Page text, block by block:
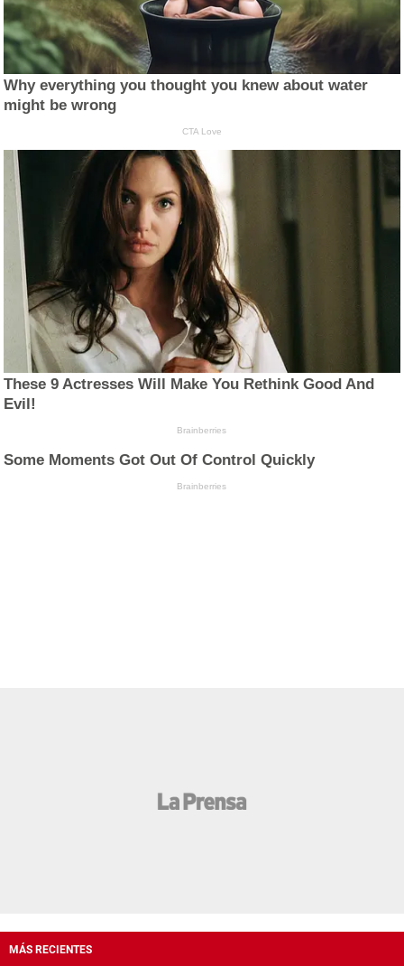
Why everything you thought you knew about water
might be wrong
CTA Love
These 9 Actresses Will Make You Rethink Good And
Evil!
Brainberries
Some Moments Got Out Of Control Quickly
Brainberries
MÁS RECIENTES